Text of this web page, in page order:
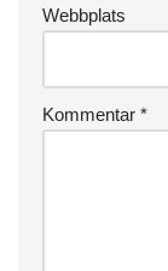
Webbplats
Kommentar *